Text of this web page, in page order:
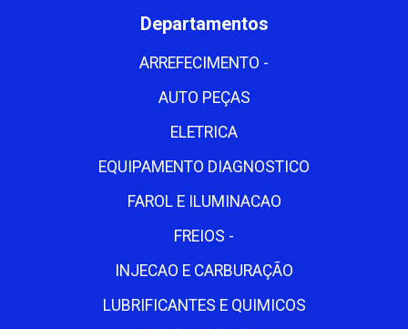
Departamentos
ARREFECIMENTO -
AUTO PEÇAS
ELETRICA
EQUIPAMENTO DIAGNOSTICO
FAROL E ILUMINACAO
FREIOS -
INJECAO E CARBURAÇÃO
LUBRIFICANTES E QUIMICOS